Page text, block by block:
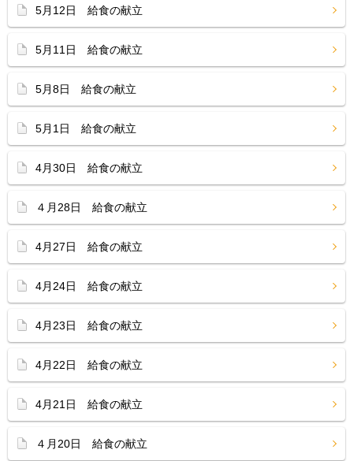
5月12日 給食の献立
5月11日 給食の献立
5月8日 給食の献立
5月1日 給食の献立
4月30日 給食の献立
４月28日 給食の献立
4月27日 給食の献立
4月24日 給食の献立
4月23日 給食の献立
4月22日 給食の献立
4月21日 給食の献立
４月20日 給食の献立